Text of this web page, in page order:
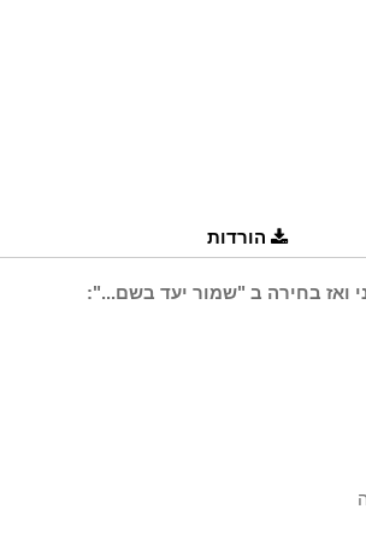
הורדות
ואז בחירה ב "שמור יעד בשם...":